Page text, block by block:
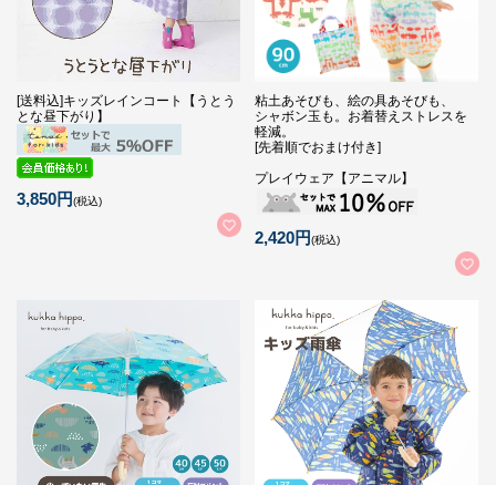
[送料込]キッズレインコート【うとう
とな昼下がり】
3,850円(税込)
粘土あそびも、絵の具あそびも、
シャボン玉も。お着替えストレスを
軽減。
[先着順でおまけ付き]
プレイウェア【アニマル】
2,420円(税込)